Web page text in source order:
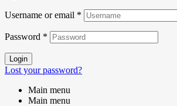
Username or email *
Password *
Login
Lost your password?
Main menu
Main menu